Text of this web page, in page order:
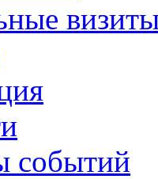
событий